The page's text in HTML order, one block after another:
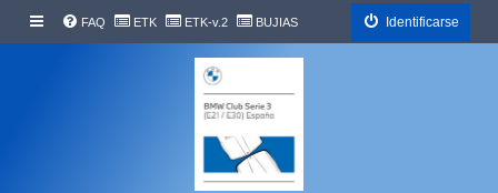
FAQ ETK ETK-v.2 BUJIAS Identificarse